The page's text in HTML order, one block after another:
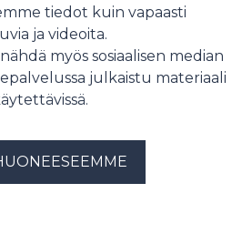
tiedot kuin vapaasti
ja videoita.
myös sosiaalisen median
julkaistu materiaali